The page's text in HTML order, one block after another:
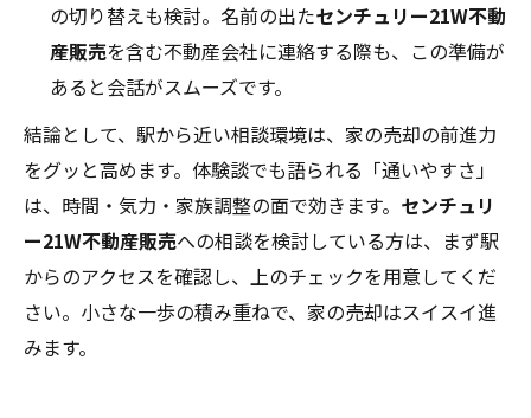
の切り替えも検討。名前の出たセンチュリー21W不動
産販売を含む不動産会社に連絡する際も、この準備が
あると会話がスムーズです。
結論として、駅から近い相談環境は、家の売却の前進力
をグッと高めます。体験談でも語られる「通いやすさ」
は、時間・気力・家族調整の面で効きます。 センチュリ
ー21W不動産販売への相談を検討している方は、まず駅
からのアクセスを確認し、上のチェックを用意してくだ
さい。小さな一歩の積み重ねで、家の売却はスイスイ進
みます。